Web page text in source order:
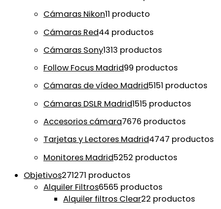
Cámaras Nikon11 producto
Cámaras Red44 productos
Cámaras Sony1313 productos
Follow Focus Madrid99 productos
Cámaras de vídeo Madrid5151 productos
Cámaras DSLR Madrid1515 productos
Accesorios cámara7676 productos
Tarjetas y Lectores Madrid4747 productos
Monitores Madrid5252 productos
Objetivos271271 productos
Alquiler Filtros6565 productos
Alquiler filtros Clear22 productos